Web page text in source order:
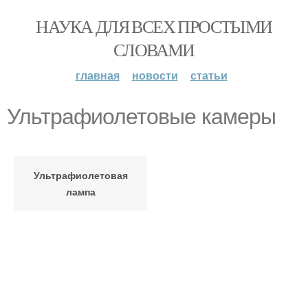
НАУКА ДЛЯ ВСЕХ ПРОСТЫМИ
СЛОВАМИ
главная новости статьи
Ультрафиолетовые камеры
Ультрафиолетовая
лампа